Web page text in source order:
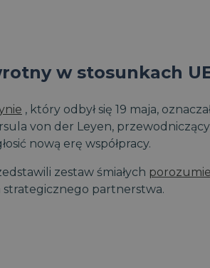
w stosunkach
, który odbył się 19 maja,
von der Leyen,
nową erę współpracy.
zestaw śmiałych
strategicznego partnerstwa.